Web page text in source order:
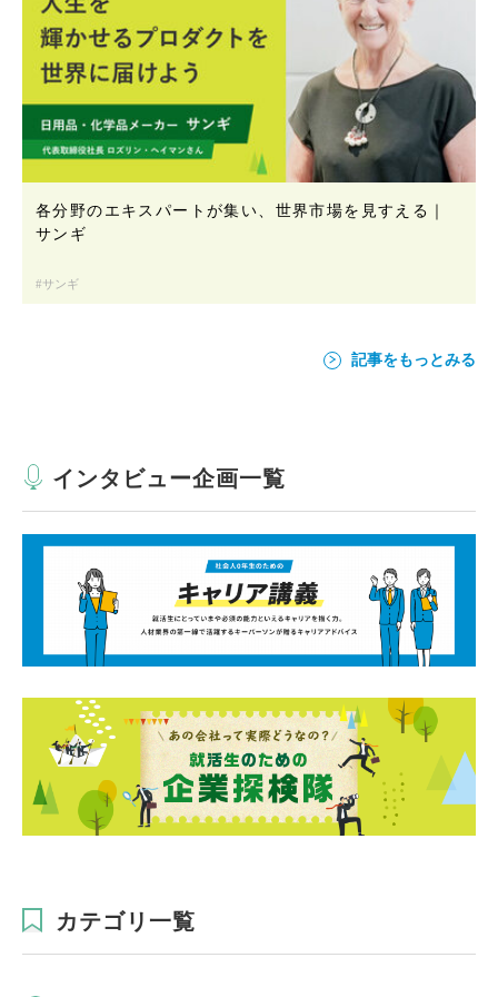
各分野のエキスパートが集い、世界市場を見すえる｜
サンギ
サンギ
記事をもっとみる
インタビュー企画一覧
カテゴリ一覧